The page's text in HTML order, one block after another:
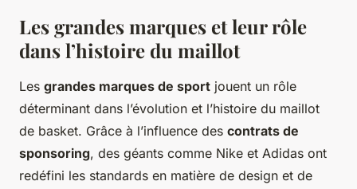
Les grandes marques et leur rôle
dans l’histoire du maillot
Les grandes marques de sport jouent un rôle
déterminant dans l’évolution et l’histoire du maillot
de basket. Grâce à l’influence des contrats de
sponsoring, des géants comme Nike et Adidas ont
redéfini les standards en matière de design et de